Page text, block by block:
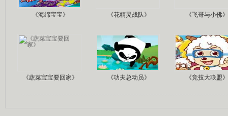
《海绵宝宝》 《花精灵战队》 《飞哥与小佛》
《蔬菜宝宝要回家》 《功夫总动员》 《竞技大联盟》